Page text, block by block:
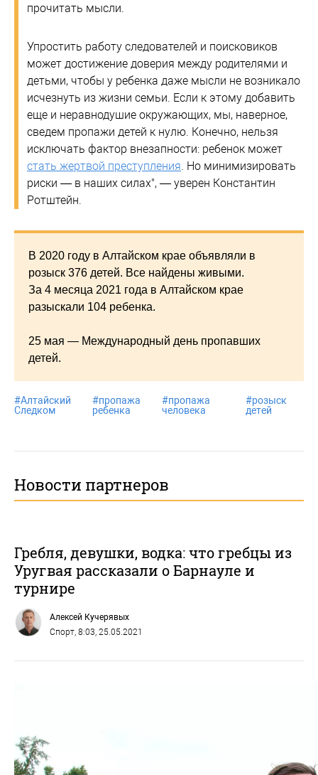
прочитать мысли.
Упростить работу следователей и поисковиков
может достижение доверия между родителями и
детьми, чтобы у ребенка даже мысли не возникало
исчезнуть из жизни семьи. Если к этому добавить
еще и неравнодушие окружающих, мы, наверное,
сведем пропажи детей к нулю. Конечно, нельзя
исключать фактор внезапности: ребенок может
стать жертвой преступления . Но минимизировать
риски — в наших силах", — уверен Константин
Ротштейн.
В 2020 году в Алтайском крае объявляли в
розыск 376 детей. Все найдены живыми.
За 4 месяца 2021 года в Алтайском крае
разыскали 104 ребенка.
25 мая — Международный день пропавших
детей.
#Алтайский
Следком
#пропажа
ребенка
#пропажа
человека
#розыск
детей
Новости партнеров
Гребля, девушки, водка: что гребцы из
Уругвая рассказали о Барнауле и
турнире
Алексей Кучерявых
Спорт , 8:03, 25.05.2021